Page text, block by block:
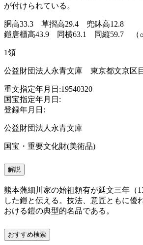
が付けられている。
胴高33.3 草摺高29.4 兜鉢高12.8
鎧唐櫃高43.9 同横63.1 同縦59.7 （
1領
公益財団法人永青文庫 東京都文京区
重文指定年月日:19540320
国宝指定年月日:
登録年月日:
公益財団法人永青文庫
国宝・重要文化財(美術品)
解説
熊本藩細川家の始祖頼有が延文三年（
した鎧と伝える。技法、意匠ともに優
おける鎧の典型的名品である。
おすすめ検索